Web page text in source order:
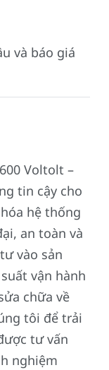
và báo giá
Voltolt –
tin cậy cho
hệ thống
an toàn và
vào sản
vận hành
chữa về
tôi để trải
tư vấn
nghiệm